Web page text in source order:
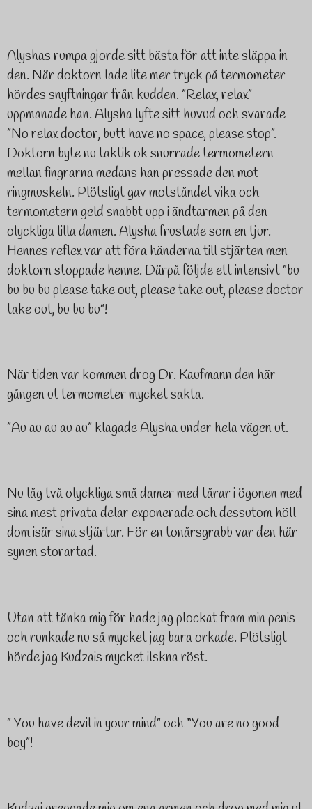
Alyshas rumpa gjorde sitt bästa för att inte släppa in
den. När doktorn lade lite mer tryck på termometer
hördes snyftningar från kudden. ”Relax, relax”
uppmanade han.Alysha lyfte sitt huvud och svarade
”No relax doctor, butt have no space, please stop”.
Doktorn byte nu taktik ok snurrade termometern
mellan fingrarna medans han pressade den mot
ringmuskeln. Plötsligt gav motståndet vika och
termometern geld snabbt upp i ändtarmen på den
olyckliga lilla damen. Alysha frustade som en tjur.
Hennes reflex var att föra händerna till stjärten men
doktorn stoppade henne. Därpå följde ett intensivt”bu
bu bu bu please take out, please take out, please doctor
take out, bu bu bu”!
När tiden var kommen drog Dr. Kaufmann den här
gången ut termometer mycket sakta.
”Au au au au au” klagade Alysha under hela vägen ut.
Nu låg två olyckliga små damer med tårar i ögonen med
sina mest privata delar exponerade och dessutom höll
dom isär sina stjärtar. För en tonårsgrabb var den här
synen storartad.
Utan att tänka mig för hade jag plockat fram min penis
och runkade nu så mycket jag bara orkade. Plötsligt
hörde jag Kudzais mycket ilskna röst.
” You have devil in your mind” och “You are no good
boy”!